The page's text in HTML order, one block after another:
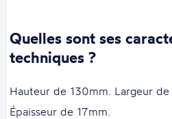
Quelles sont ses
techniques ?
Hauteur de 130mm. Largeur de
Épaisseur de 17mm.